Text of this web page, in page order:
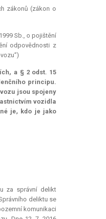
zákonů (zákon o
Sb., o pojištění
odpovědnosti z
a § 2 odst. 15
principu.
jsou spojeny
vozidla
je, kdo je jako
za správní delikt
deliktu se
komunikaci